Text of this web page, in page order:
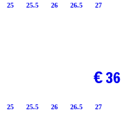
25 25.5 26 26.5 27
25 25.5 26 26.5 27
€ 36